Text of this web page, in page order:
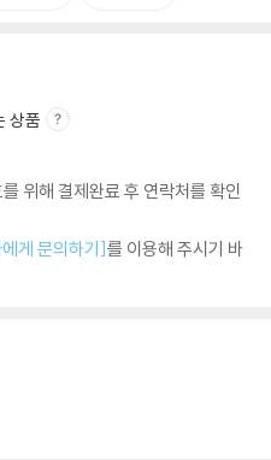
상품
위해 결제완료 후 연락처를 확인
게 문의하기]를 이용해 주시기 바